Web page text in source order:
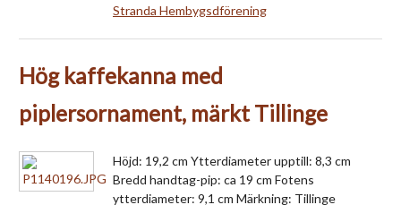
Stranda Hembygsdförening
Hög kaffekanna med
piplersornament, märkt Tillinge
Höjd: 19,2 cm Ytterdiameter upptill: 8,3 cm
Bredd handtag-pip: ca 19 cm Fotens
ytterdiameter: 9,1 cm Märkning: Tillinge